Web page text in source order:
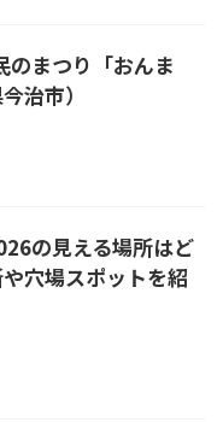
のまつり「おんま
治市）
の見える場所はど
穴場スポットを紹